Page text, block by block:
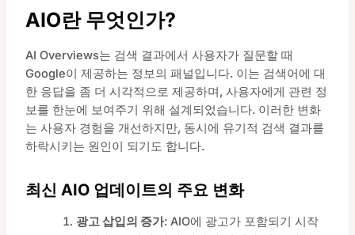
AIO란 무엇인가?
AI Overviews는 검색 결과에서 사용자가 질문할 때
Google이 제공하는 정보의 패널입니다. 이는 검색어에 대
한 응답을 좀 더 시각적으로 제공하며, 사용자에게 관련 정
보를 한눈에 보여주기 위해 설계되었습니다. 이러한 변화
는 사용자 경험을 개선하지만, 동시에 유기적 검색 결과를
하락시키는 원인이 되기도 합니다.
최신 AIO 업데이트의 주요 변화
광고 삽입의 증가: AIO에 광고가 포함되기 시작